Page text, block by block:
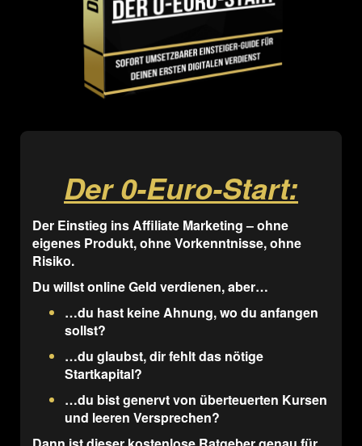
Der 0-Euro-Start:
Der Einstieg ins Affiliate Marketing – ohne
eigenes Produkt, ohne Vorkenntnisse, ohne
Risiko.
Du willst online Geld verdienen, aber…
…du hast keine Ahnung, wo du anfangen
sollst?
…du glaubst, dir fehlt das nötige
Startkapital?
…du bist genervt von überteuerten Kursen
und leeren Versprechen?